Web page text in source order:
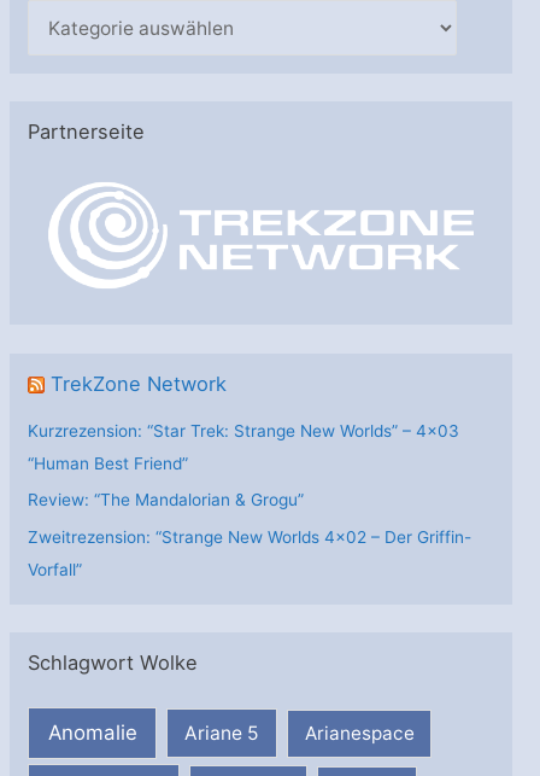
g
Partnerseite
TrekZone Network
Kurzrezension: “Star Trek: Strange New Worlds” – 4×03
“Human Best Friend”
Review: “The Mandalorian & Grogu”
Zweitrezension: “Strange New Worlds 4×02 – Der Griffin-
Vorfall”
Schlagwort Wolke
Anomalie Ariane 5 Arianespace